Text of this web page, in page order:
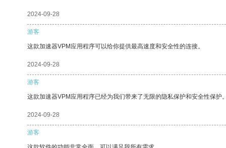
2024-09-28
游客
这款加速器VPM应用程序可以给你提供最高速度和安全性的连接。
2024-09-28
游客
这款加速器VPM应用程序已经为我们带来了无限的隐私保护和安全性保护
2024-09-28
游客